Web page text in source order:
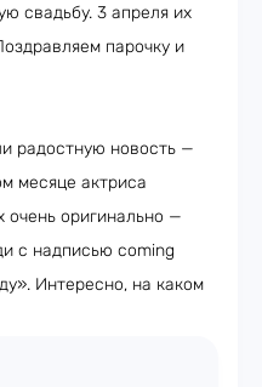
свадьбу. 3 апреля их
парочку и
радостную новость —
месяце актриса
очень оригинально —
с надписью coming
Интересно, на каком